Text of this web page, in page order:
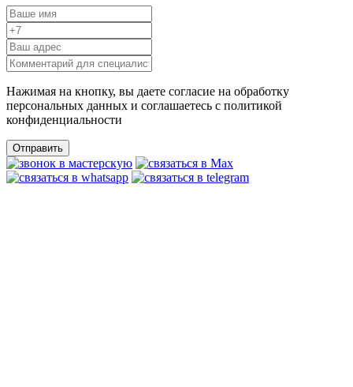
Нажимая на кнопку, вы даете согласие на обработку
персональных данных и соглашаетесь c политикой
конфиденциальности
Отправить